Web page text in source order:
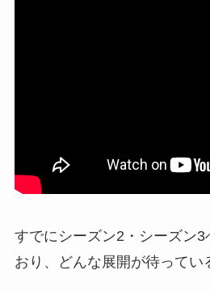
すでにシーズン2・シーズン3
おり、どんな展開が待ってい